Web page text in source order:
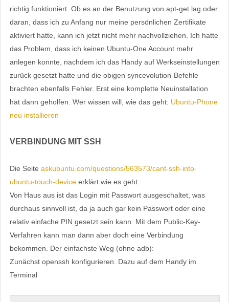
richtig funktioniert. Ob es an der Benutzung von apt-get lag oder
daran, dass ich zu Anfang nur meine persönlichen Zertifikate
aktiviert hatte, kann ich jetzt nicht mehr nachvollziehen. Ich hatte
das Problem, dass ich keinen Ubuntu-One Account mehr
anlegen konnte, nachdem ich das Handy auf Werkseinstellungen
zurück gesetzt hatte und die obigen syncevolution-Befehle
brachten ebenfalls Fehler. Erst eine komplette Neuinstallation
hat dann geholfen. Wer wissen will, wie das geht: Ubuntu-Phone
neu installieren
VERBINDUNG MIT SSH
Die Seite askubuntu.com/questions/563573/cant-ssh-into-
ubuntu-touch-deviceerklärt wie es geht:
Von Haus aus ist das Login mit Passwort ausgeschaltet, was
durchaus sinnvoll ist, da ja auch gar kein Passwort oder eine
relativ einfache PIN gesetzt sein kann. Mit dem Public-Key-
Verfahren kann man dann aber doch eine Verbindung
bekommen. Der einfachste Weg (ohne adb):
Zunächst openssh konfigurieren. Dazu auf dem Handy im
Terminal